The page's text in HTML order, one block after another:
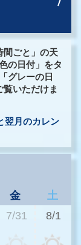
間ごと」の天
の日付」をタ
グレーの日
いただけま
翌月のカレン
金
土
7/31 8/1